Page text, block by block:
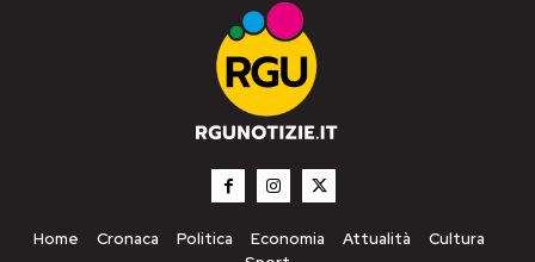
Home Cronaca Politica Economia Attualità
Cultura